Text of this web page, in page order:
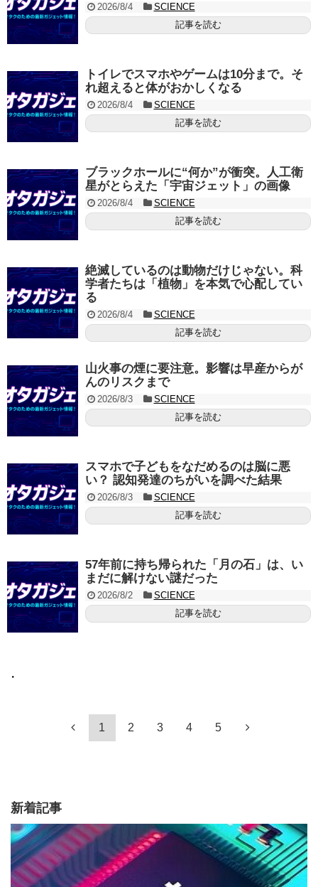
2026/8/4
SCIENCE
記事を読む
トイレでスマホやゲームは10分まで。そ
れ超えると体がおかしくなる
2026/8/4
SCIENCE
記事を読む
ブラックホールに“何か”が衝突。人工衛
星がとらえた「宇宙ジェット」の画像
2026/8/4
SCIENCE
記事を読む
絶滅しているのは動物だけじゃない。科
学者たちは「植物」を本気で心配してい
る
2026/8/4
SCIENCE
記事を読む
山火事の煙に要注意。影響は早産からが
んのリスクまで
2026/8/3
SCIENCE
記事を読む
スマホで子どもをなだめるのは脳に悪
い？ 認知発達のちがいを調べた結果
2026/8/3
SCIENCE
記事を読む
57年前に持ち帰られた「月の石」は、い
まだに解けない謎だった
2026/8/2
SCIENCE
記事を読む
・
1 2 3 4 5
新着記事